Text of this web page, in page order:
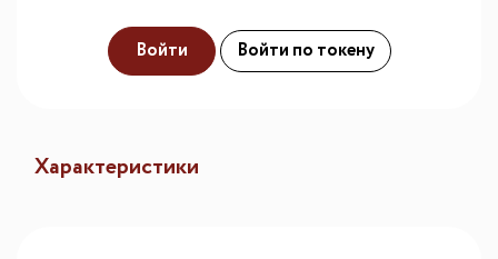
Войти Войти по токену
Характеристики